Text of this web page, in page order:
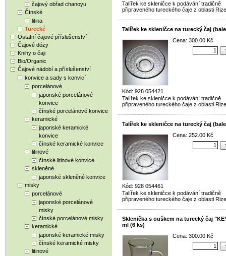
čajový obřad chanoyu
Čínské
litina
Turecké
Ostatní čajové příslušenství
Čajové dózy
Knihy o čaji
Bio/Organic
Čajové nádobí a příslušenství
konvice a sady s konvicí
porcelánové
japonské porcelánové
konvice
čínské porcelánové konvice
keramické
japonské keramické
konvice
čínské keramické konvice
litinové
čínské litinové konvice
skleněné
japonské skleněné konvice
misky
porcelánové
japonské porcelánové
misky
čínské porcelánové misky
keramické
japonské keramické misky
čínské keramické misky
litinové
Talířek ke skleničce k podávání tradičně
připraveného tureckého čaje z oblasti
Talířek ke skleničce na turecký čaj
Kód: 928 054421
Cena: 300.00 Kč
Talířek ke skleničce k podávání tradičně
připraveného tureckého čaje z oblasti
Talířek ke skleničce na turecký čaj
Kód: 928 054461
Cena: 252.00 Kč
Talířek ke skleničce k podávání tradičně
připraveného tureckého čaje z oblasti
Sklenička s ouškem na turecký čaj
ml (6 ks)
Cena: 300.00 Kč